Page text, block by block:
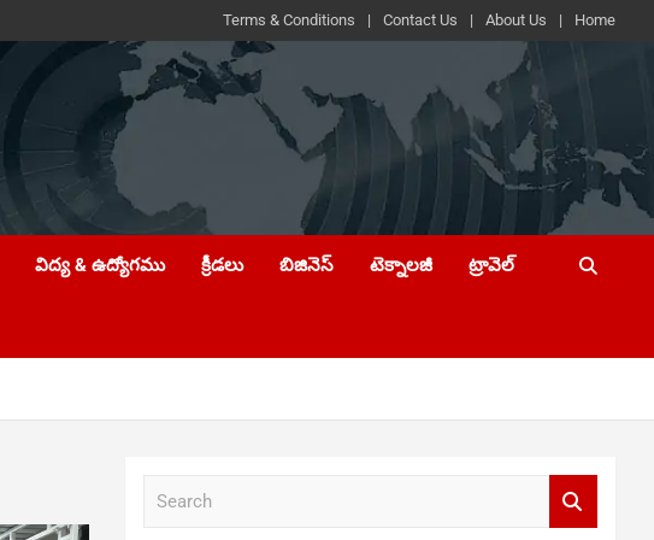
Terms & Conditions Contact Us About Us Home
విద్య & ఉద్యోగము క్రీడలు బిజినెస్ టెక్నాలజీ ట్రావెల్